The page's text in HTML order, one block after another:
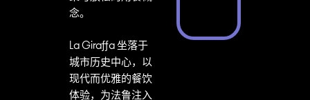
念。
La Giraffa 坐落于
城市历史中心，以
现代而优雅的餐饮
体验，为法鲁注入